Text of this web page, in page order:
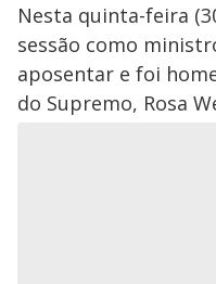
Nesta quinta-feira
sessão como
aposentar e foi
do Supremo, Rosa